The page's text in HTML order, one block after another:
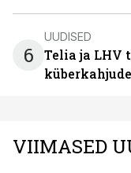
6
UUDISED
Telia ja LHV
VIIMASED